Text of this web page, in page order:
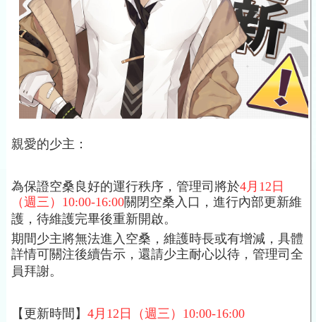
親愛的少主：
為保證空桑良好的運行秩序，管理司將於4月12日
（週三）10:00-16:00關閉空桑入口，進行內部更新維
護，待維護完畢後重新開啟。
期間少主將無法進入空桑，維護時長或有增減，具體
詳情可關注後續告示，還請少主耐心以待，管理司全
員拜謝。
【更新時間】4月12日（週三）10:00-16:00